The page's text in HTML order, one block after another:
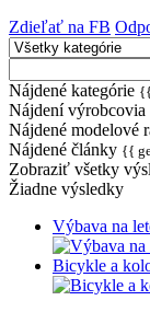
Zdieľať na FB
Nájdené kategórie
Nájdení výrobcovia
Nájdené modelové
Nájdené články {{
Zobraziť všetky
Žiadne výsledky
Výbava na
Bicykle a